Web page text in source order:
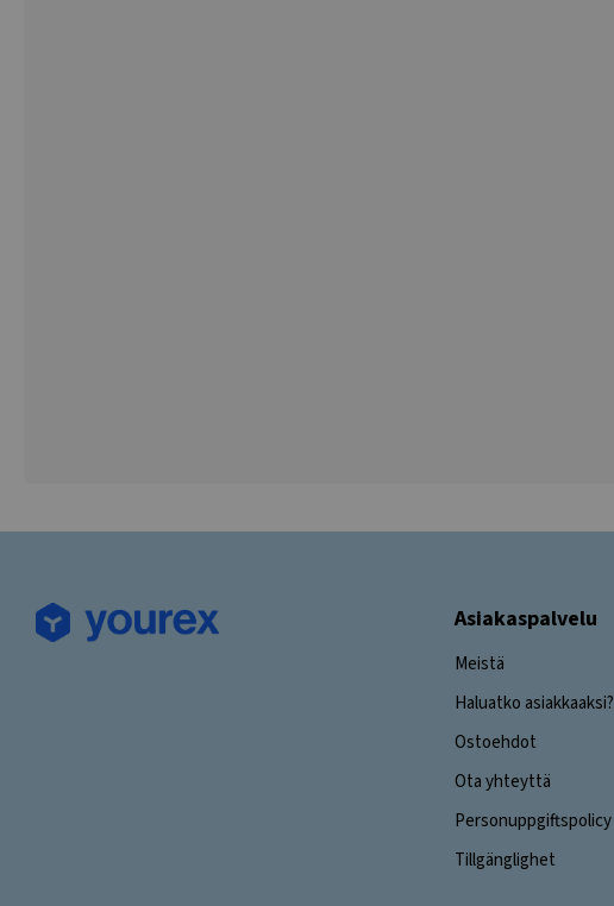
Asiakaspalvelu
Meistä
Haluatko asiakkaaksi?
Ostoehdot
Ota yhteyttä
Personuppgiftspolicy
Tillgänglighet